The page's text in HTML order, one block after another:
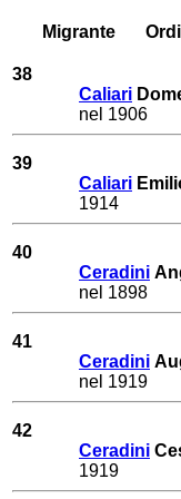
Migrante
38
Caliari
nel 1906
39
Caliari
1914
40
Ceradini
nel 1898
41
Ceradini
nel 1919
42
Ceradini
1919